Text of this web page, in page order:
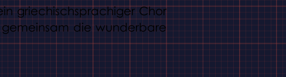
griechischsprachiger Chor
gemeinsam die wunderbare